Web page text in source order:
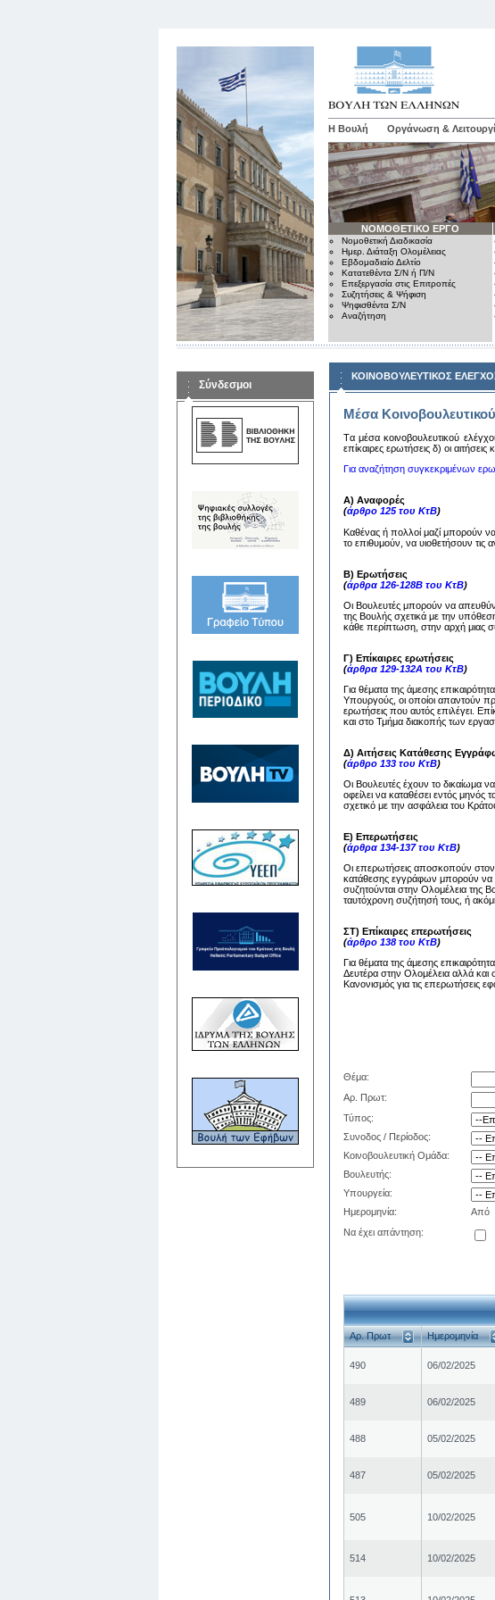
Η Βουλή Οργάνωση &
ΝΟΜΟΘΕΤΙΚΟ ΕΡΓΟ
Νομοθετική Διαδικασία
Ημερ. Διάταξη Ολομέλειας
Εβδομαδιαίο Δελτίο
Κατατεθέντα Σ/Ν ή Π/Ν
Επεξεργασία στις Επιτροπές
Συζητήσεις & Ψήφιση
Ψηφισθέντα Σ/Ν
Αναζήτηση
Σύνδεσμοι
ΚΟΙΝΟΒΟΥΛΕΥΤΙΚΟΣ
Μέσα
Tα μέσα κoινoβoυλευτικoύ
επίκαιρες ερωτήσεις δ) oι
Για αναζήτηση συγκεκριμένων
Α) Αναφορές
(άρθρο 125 του ΚτΒ)
Καθένας ή πολλοί μαζί μπορούν
το επιθυμούν, να υιοθετήσουν
Β) Ερωτήσεις
(άρθρα 126-128Β του ΚτΒ)
Οι Βουλευτές μπορούν να
της Βουλής σχετικά με την
κάθε περίπτωση, στην αρχή μιας
Γ) Επίκαιρες ερωτήσεις
(άρθρα 129-132Α του ΚτΒ)
Για θέματα της άμεσης
Υπουργούς, οι οποίοι απαντούν
ερωτήσεις που αυτός επιλέγει.
και στο Τμήμα διακοπής των
Δ) Αιτήσεις Κατάθεσης
(άρθρο 133 του ΚτΒ)
Οι Βουλευτές έχουν το δικαίωμα
οφείλει να καταθέσει εντός
σχετικό με την ασφάλεια του
Ε) Επερωτήσεις
(άρθρα 134-137 του ΚτΒ)
Οι επερωτήσεις αποσκοπούν στον
κατάθεσης εγγράφων μπορούν να
συζητούνται στην Ολομέλεια της
ταυτόχρονη συζήτησή τους, ή
ΣΤ) Επίκαιρες επερωτήσεις
(άρθρο 138 του ΚτΒ)
Για θέματα της άμεσης
Δευτέρα στην Ολομέλεια αλλά και
Κανονισμός για τις επερωτήσεις
Θέμα:
Αρ. Πρωτ:
Τύπος:
Συνοδος / Περίοδος:
Κοινοβουλευτική Ομάδα:
Βουλευτής:
Υπουργεία:
Ημερομηνία:
Από
Να έχει απάντηση:
Αρ. Πρωτ Ημερομηνία
490 06/02/2025
489 06/02/2025
488 05/02/2025
487 05/02/2025
505 10/02/2025
514 10/02/2025